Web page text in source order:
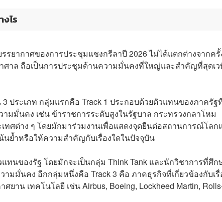
ไร
ยากาศของการประชุมแชงกรีลาปี 2026 ไม่ได้แตกต่างจากครั้
ศาล ถือเป็นการประชุมด้านความมั่นคงที่ใหญ่และสำคัญที่สุดเ
ประเภท กลุ่มแรกคือ Track 1 ประกอบด้วยตัวแทนของภาครัฐ
มมั่นคง เช่น ข้าราชการระดับสูงในรัฐบาล กระทรวงกลาโหม
ทศต่าง ๆ โดยมักมาร่วมงานเพื่อแสดงจุดยืนต่อสถานการณ์โลก
นย้ำหรือให้ความสำคัญกับเรื่องใดในปัจจุบัน
นของรัฐ โดยมักจะเป็นกลุ่ม Think Tank และนักวิชาการที่ศึก
ามมั่นคง อีกกลุ่มหนึ่งคือ Track 3 คือ ภาคธุรกิจที่เกี่ยวข้องกับเรื่
าน เทคโนโลยี เช่น Airbus, Boeing, Lockheed Martin,